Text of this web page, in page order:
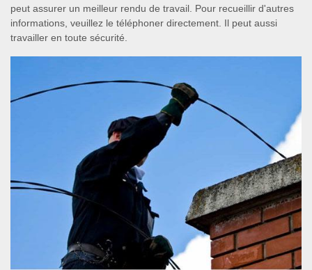
peut assurer un meilleur rendu de travail. Pour recueillir d'autres
informations, veuillez le téléphoner directement. Il peut aussi
travailler en toute sécurité.